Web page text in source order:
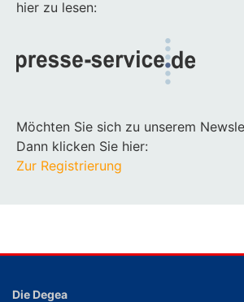
hier zu lesen:
Möchten Sie sich zu unserem
Dann klicken Sie hier:
Zur Registrierung
Die Degea